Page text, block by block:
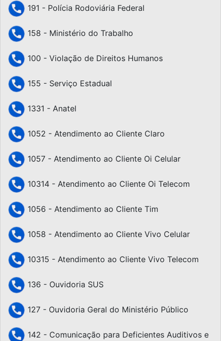
191 - Polícia Rodoviária Federal
158 - Ministério do Trabalho
100 - Violação de Direitos Humanos
155 - Serviço Estadual
1331 - Anatel
1052 - Atendimento ao Cliente Claro
1057 - Atendimento ao Cliente Oi Celular
10314 - Atendimento ao Cliente Oi Telecom
1056 - Atendimento ao Cliente Tim
1058 - Atendimento ao Cliente Vivo Celular
10315 - Atendimento ao Cliente Vivo Telecom
136 - Ouvidoria SUS
127 - Ouvidoria Geral do Ministério Público
142 - Comunicação para Deficientes Auditivos e